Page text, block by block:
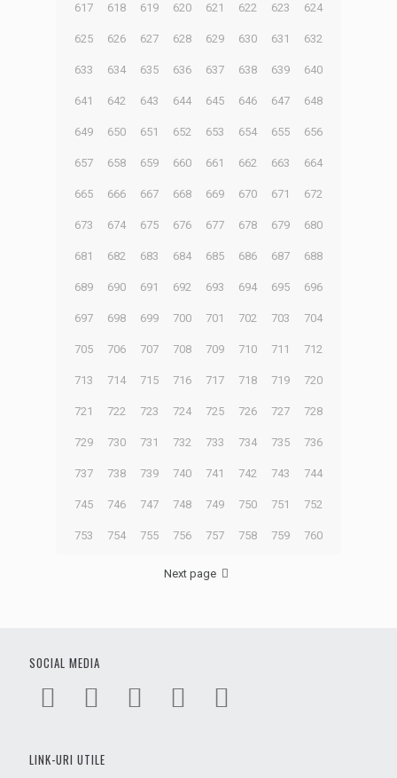
617 618 619 620 621 622 623 624
625 626 627 628 629 630 631 632
633 634 635 636 637 638 639 640
641 642 643 644 645 646 647 648
649 650 651 652 653 654 655 656
657 658 659 660 661 662 663 664
665 666 667 668 669 670 671 672
673 674 675 676 677 678 679 680
681 682 683 684 685 686 687 688
689 690 691 692 693 694 695 696
697 698 699 700 701 702 703 704
705 706 707 708 709 710 711 712
713 714 715 716 717 718 719 720
721 722 723 724 725 726 727 728
729 730 731 732 733 734 735 736
737 738 739 740 741 742 743 744
745 746 747 748 749 750 751 752
753 754 755 756 757 758 759 760
Next page
SOCIAL MEDIA
LINK-URI UTILE